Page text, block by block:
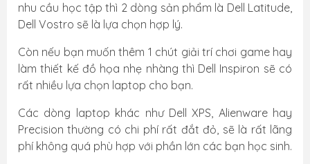
nhu cầu học tập thì 2 dòng sản phẩm là Dell Latitude,
Dell Vostro sẽ là lựa chọn hợp lý.
Còn nếu bạn muốn thêm 1 chút giải trí chơi game hay
làm thiết kế đồ họa nhẹ nhàng thì Dell Inspiron sẽ có
rất nhiều lựa chọn laptop cho bạn.
Các dòng laptop khác như Dell XPS, Alienware hay
Precision thường có chi phí rất đắt đỏ, sẽ là rất lãng
phí không quá phù hợp với phần lớn các bạn học sinh.